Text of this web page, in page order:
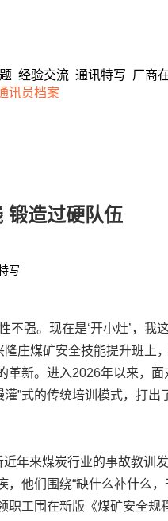
经验交流 通讯特写 厂商
讯员档案
锻造过硬队伍
写
强。现在是‘开小灶’，我
庄煤矿安全技能提升班上
革新。进入2026年以来，
”式的传统培训模式，打出
年来煤炭行业的事故教训
他们围绕“缺什么补什么
职工围在新版《煤矿安全规